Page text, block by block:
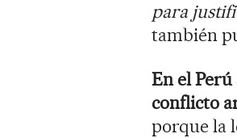
para
también
En el
conflicto
porque la